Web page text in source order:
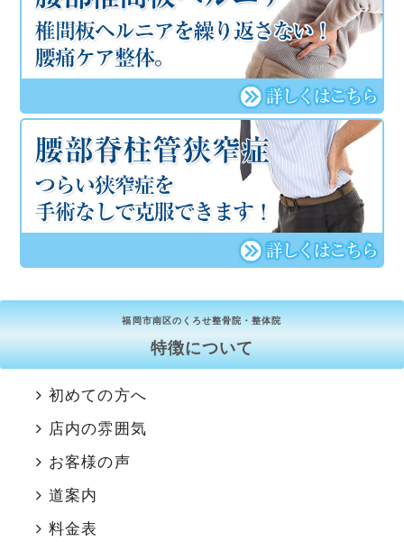
福岡市南区のくろせ整骨院・整体院
特徴について
初めての方へ
店内の雰囲気
お客様の声
道案内
料金表